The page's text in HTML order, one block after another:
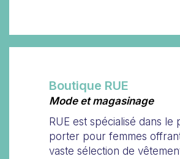
Boutique RUE
Mode et magasinage
RUE est spécialisé dans le
porter pour femmes
vaste sélection de